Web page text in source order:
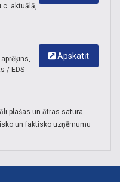
aktuālā,
Apskatīt
/ EDS
plašas un ātras satura
un faktisko uzņēmumu